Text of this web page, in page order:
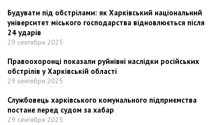
Будувати під обстрілами: як Харківський національний
університет міського господарства відновлюється після
24 ударів
29 сентября 2025
Правоохоронці показали руйнівні наслідки російських
обстрілів у Харківській області
29 сентября 2025
Службовець харківського комунального підприємства
постане перед судом за хабар
29 сентября 2025